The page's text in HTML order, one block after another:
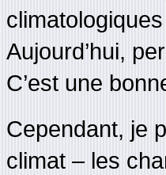
Aujourd’hui,
C’est une
Cependant, je
climat – les